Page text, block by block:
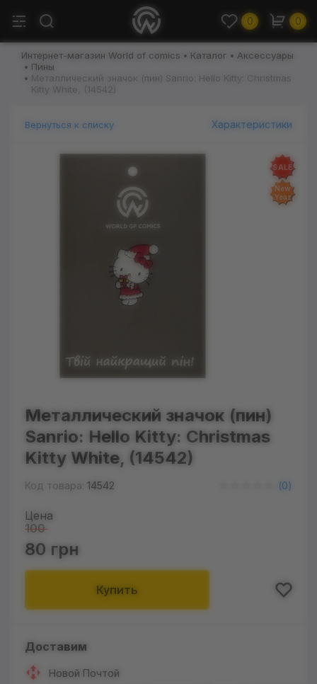
0 0
Интернет-магазин World of comics Каталог
Аксессуары
Пины
Металлический значок (пин) Sanrio: Hello Kitty: Christmas
Kitty White, (14542)
Вернуться к списку Характеристики
SALE
New
Year
Металлический значок (пин)
Sanrio: Hello Kitty: Christmas
Kitty White, (14542)
Код товара: 14542 (0)
Цена
100
80 грн
Купить
Доставим
Новой Почтой